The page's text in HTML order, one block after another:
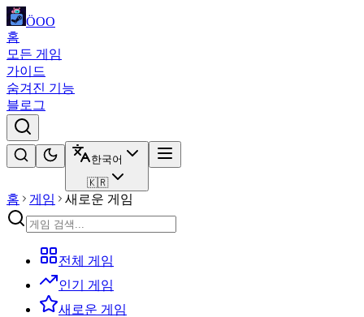
ÖOO
홈
모든 게임
가이드
숨겨진 기능
블로그
한국어
🇰🇷
홈 게임 새로운 게임
전체 게임
인기 게임
새로운 게임